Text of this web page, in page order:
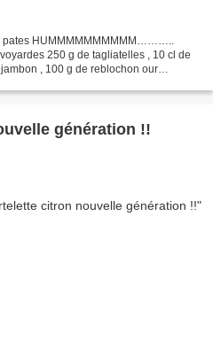
pates HUMMMMMMMMMM………..
250 g de tagliatelles , 10 cl de
, 100 g de reblochon our
génération !!